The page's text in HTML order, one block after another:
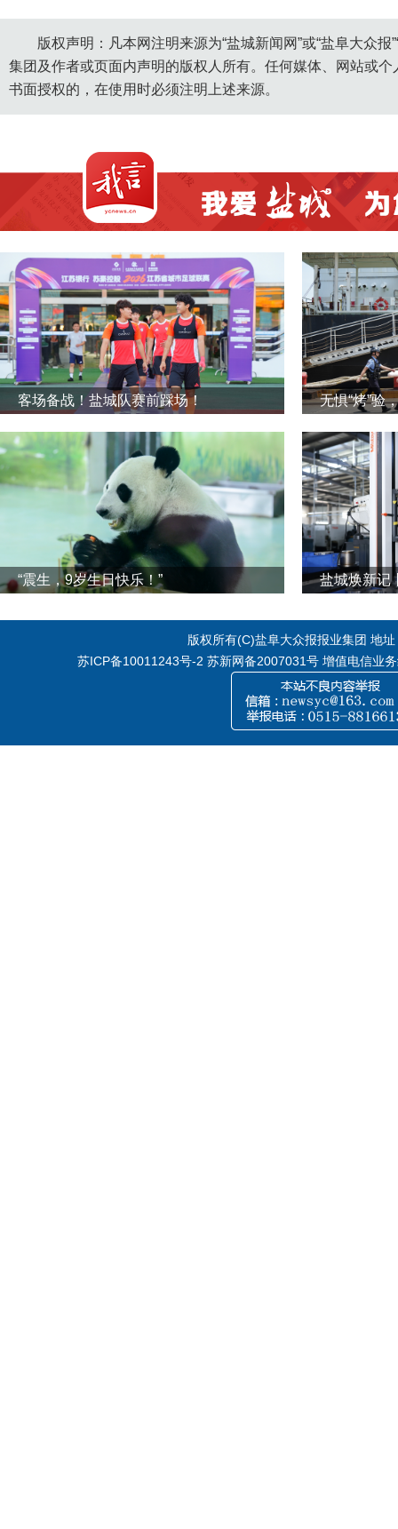
版权声明：凡本网注明来源为“盐城新闻网”或“盐阜大众
集团及作者或页面内声明的版权人所有。任何媒体、网站或
书面授权的，在使用时必须注明上述来源。
客场备战！盐城队赛前踩场！ 无惧“烤”验
“震生，9岁生日快乐！”
版权所有(C)盐阜大众报报业集团 地
苏ICP备10011243号-2 苏新网备2007031号 增值电信业